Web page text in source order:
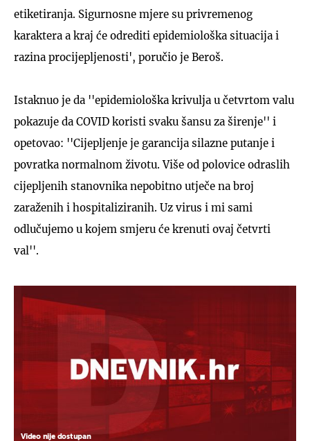
etiketiranja. Sigurnosne mjere su privremenog
karaktera a kraj će odrediti epidemiološka situacija i
razina procijepljenosti', poručio je Beroš.
Istaknuo je da ''epidemiološka krivulja u četvrtom valu
pokazuje da COVID koristi svaku šansu za širenje'' i
opetovao: ''Cijepljenje je garancija silazne putanje i
povratka normalnom životu. Više od polovice odraslih
cijepljenih stanovnika nepobitno utječe na broj
zaraženih i hospitaliziranih. Uz virus i mi sami
odlučujemo u kojem smjeru će krenuti ovaj četvrti
val''.
Video nije dostupan